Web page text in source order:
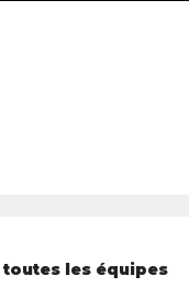
toutes les équipes